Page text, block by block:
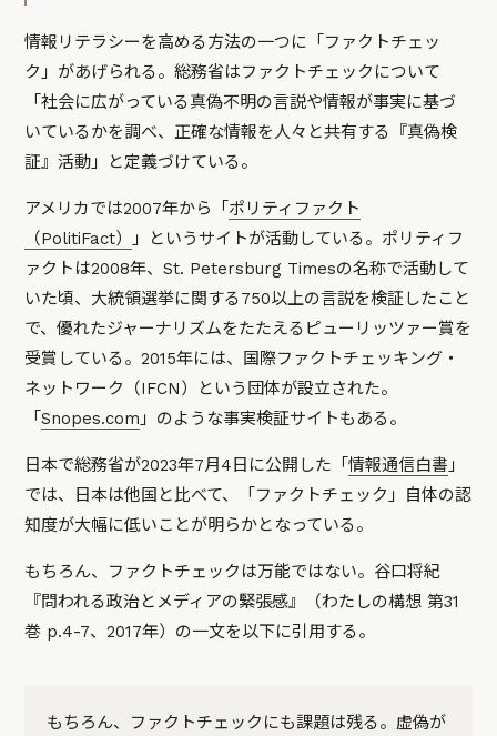
情報リテラシーを高める方法の一つに「ファクトチェッ
ク」があげられる。総務省はファクトチェックについて
「社会に広がっている真偽不明の言説や情報が事実に基づ
いているかを調べ、正確な情報を人々と共有する『真偽検
証』活動」と定義づけている。
アメリカでは2007年から「 ポリティファクト
（PolitiFact）
」というサイトが活動している。ポリティフ
ァクトは2008年、St. Petersburg Timesの名称で活動して
いた頃、大統領選挙に関する750以上の言説を検証したこと
で、優れたジャーナリズムをたたえるピューリッツァー賞を
受賞している。2015年には、国際ファクトチェッキング・
ネットワーク（IFCN）という団体が設立された。
「Snopes.com 」のような事実検証サイトもある。
日本で総務省が2023年7月4日に公開した「情報通信白書 」
では、日本は他国と比べて、「ファクトチェック」自体の認
知度が大幅に低いことが明らかとなっている。
もちろん、ファクトチェックは万能ではない。谷口将紀
『問われる政治とメディアの緊張感』（わたしの構想 第31
巻 p.4-7、2017年）の一文を以下に引用する。
もちろん、ファクトチェックにも課題は残る。虚偽が